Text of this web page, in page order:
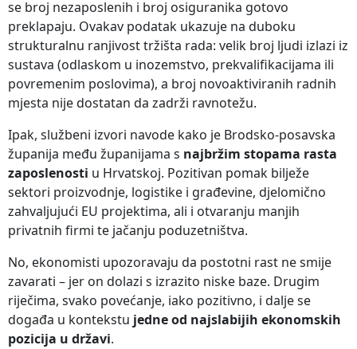
se broj nezaposlenih i broj osiguranika gotovo
preklapaju. Ovakav podatak ukazuje na duboku
strukturalnu ranjivost tržišta rada: velik broj ljudi izlazi iz
sustava (odlaskom u inozemstvo, prekvalifikacijama ili
povremenim poslovima), a broj novoaktiviranih radnih
mjesta nije dostatan da zadrži ravnotežu.
Ipak, službeni izvori navode kako je Brodsko-posavska
županija među županijama s najbržim stopama rasta
zaposlenosti u Hrvatskoj. Pozitivan pomak bilježe
sektori proizvodnje, logistike i građevine, djelomično
zahvaljujući EU projektima, ali i otvaranju manjih
privatnih firmi te jačanju poduzetništva.
No, ekonomisti upozoravaju da postotni rast ne smije
zavarati – jer on dolazi s izrazito niske baze. Drugim
riječima, svako povećanje, iako pozitivno, i dalje se
događa u kontekstu jedne od najslabijih ekonomskih
pozicija u državi.